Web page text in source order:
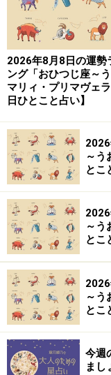
2026年8月8日の運勢
ング「おひつじ座～う
マリィ・プリマヴェ
日ひとこと占い】
～う
とこ
～う
とこ
～う
とこ
今週
まし